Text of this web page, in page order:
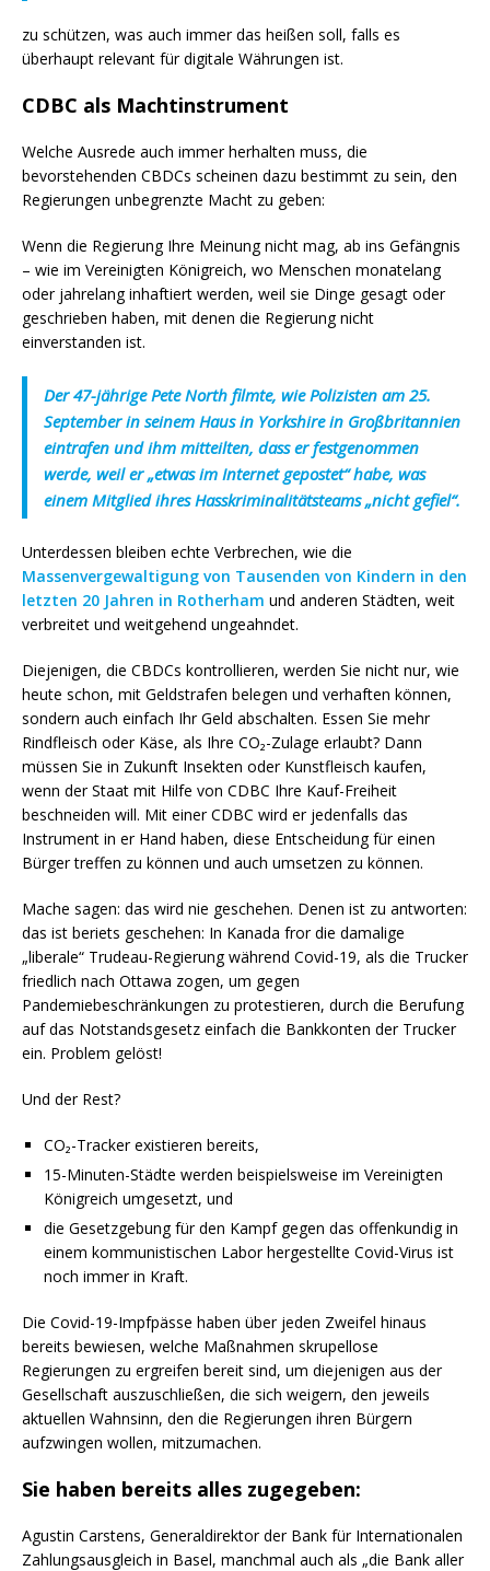
zu schützen, was auch immer das heißen soll, falls es
überhaupt relevant für digitale Währungen ist.
CDBC als Machtinstrument
Welche Ausrede auch immer herhalten muss, die
bevorstehenden CBDCs scheinen dazu bestimmt zu sein, den
Regierungen unbegrenzte Macht zu geben:
Wenn die Regierung Ihre Meinung nicht mag, ab ins Gefängnis
– wie im Vereinigten Königreich, wo Menschen monatelang
oder jahrelang inhaftiert werden, weil sie Dinge gesagt oder
geschrieben haben, mit denen die Regierung nicht
einverstanden ist.
Der 47-jährige Pete North filmte, wie Polizisten am 25.
September in seinem Haus in Yorkshire in Großbritannien
eintrafen und ihm mitteilten, dass er festgenommen
werde, weil er „etwas im Internet gepostet“ habe, was
einem Mitglied ihres Hasskriminalitätsteams „nicht gefiel“.
Unterdessen bleiben echte Verbrechen, wie die
Massenvergewaltigung von Tausenden von Kindern in den
letzten 20 Jahren in Rotherham und anderen Städten, weit
verbreitet und weitgehend ungeahndet.
Diejenigen, die CBDCs kontrollieren, werden Sie nicht nur, wie
heute schon, mit Geldstrafen belegen und verhaften können,
sondern auch einfach Ihr Geld abschalten. Essen Sie mehr
Rindfleisch oder Käse, als Ihre CO₂-Zulage erlaubt? Dann
müssen Sie in Zukunft Insekten oder Kunstfleisch kaufen,
wenn der Staat mit Hilfe von CDBC Ihre Kauf-Freiheit
beschneiden will. Mit einer CDBC wird er jedenfalls das
Instrument in er Hand haben, diese Entscheidung für einen
Bürger treffen zu können und auch umsetzen zu können.
Mache sagen: das wird nie geschehen. Denen ist zu antworten:
das ist beriets geschehen: In Kanada fror die damalige
„liberale“ Trudeau-Regierung während Covid-19, als die Trucker
friedlich nach Ottawa zogen, um gegen
Pandemiebeschränkungen zu protestieren, durch die Berufung
auf das Notstandsgesetz einfach die Bankkonten der Trucker
ein. Problem gelöst!
Und der Rest?
CO₂-Tracker existieren bereits,
15-Minuten-Städte werden beispielsweise im Vereinigten
Königreich umgesetzt, und
die Gesetzgebung für den Kampf gegen das offenkundig in
einem kommunistischen Labor hergestellte Covid-Virus ist
noch immer in Kraft.
Die Covid-19-Impfpässe haben über jeden Zweifel hinaus
bereits bewiesen, welche Maßnahmen skrupellose
Regierungen zu ergreifen bereit sind, um diejenigen aus der
Gesellschaft auszuschließen, die sich weigern, den jeweils
aktuellen Wahnsinn, den die Regierungen ihren Bürgern
aufzwingen wollen, mitzumachen.
Sie haben bereits alles zugegeben:
Agustin Carstens, Generaldirektor der Bank für Internationalen
Zahlungsausgleich in Basel, manchmal auch als „die Bank aller